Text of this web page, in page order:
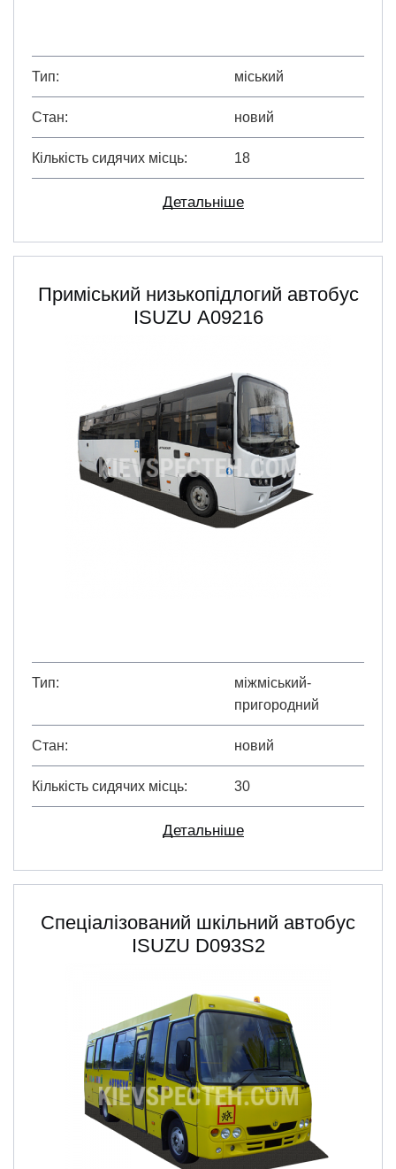
Тип міський
Стан новий
Кількість сидячих місць 18
Детальніше
Приміський низькопідлогий автобус
ISUZU А09216
Тип
міжміський-
пригородний
Стан новий
Кількість сидячих місць 30
Детальніше
Спеціалізований шкільний автобус
ISUZU D093S2